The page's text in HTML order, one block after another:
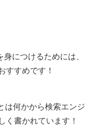
につけるためには、
すすめです！
は何かから検索エンジ
く書かれています！